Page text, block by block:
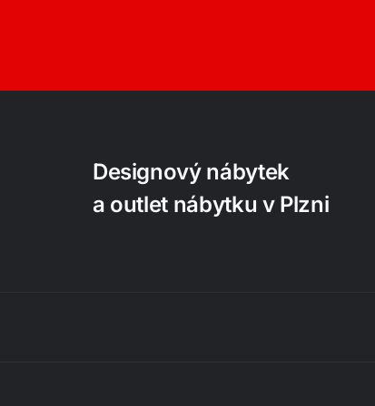
Designový nábytek
a outlet nábytku v Plzni